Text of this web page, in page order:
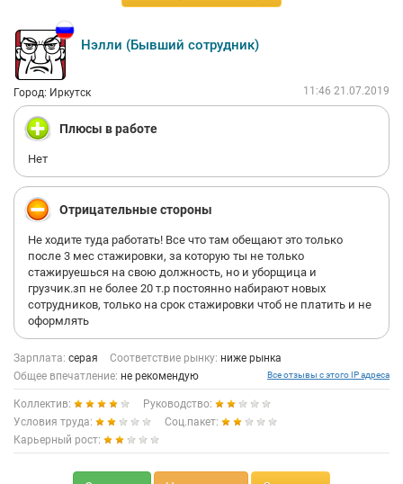
устраивает коллектив, полностью устраивает моя ЗП и
отношения более вышестоящего руководства со мной и с
моими сотрудниками.
На съезде партнеров всеми говорилось о том, что главное -
это команда и умение работать с ней. И конечно, мною очень
уважаемая, Екатерина Пантелеева скажет, что это тоже так. И
прекрасно что она, УК и я понимаем это. Но очень грустно что
все желание работать в своей любимой пиццерии отбивает
один единственный человек, не умеющий ни работать с
командой (имен даже половины штата не знает), ни
признавать ошибки и, самое главное, не понимающий о том
что важнее команды нет ничего. Ведь не будет людей - не
будет и прибыли, которую делают вам эти самые люди.
Отметку "Не рекомендую" ставлю лишь по текущей пиццерии,
адрес которой не стану называть из добрых намерений. В
остальном если человек готов N-е количество времени
трудится за малую ЗП и умеет общаться с людьми - работа
огонь. Безумно люблю пойти полепить пиццы с ребятами
Держит коллектив.
Пока еще Ваш верный сотрудник текущего дня.
Нэлли (Бывший сотрудник)
Город: Иркутск 11:46 21.07.2019
Плюсы в работе
Нет
Отрицательные стороны
Не ходите туда работать! Все что там обещают это только
после 3 мес стажировки, за которую ты не только
стажируешься на свою должность, но и уборщица и
грузчик.зп не более 20 т.р постоянно набирают новых
сотрудников, только на срок стажировки чтоб не платить и не
оформлять
Зарплата: серая Соответствие рынку: ниже рынка
Общее впечатление: не рекомендую Все отзывы с этого IP адреса
Коллектив:
Руководство:
Условия труда:
Соц.пакет:
Карьерный рост: